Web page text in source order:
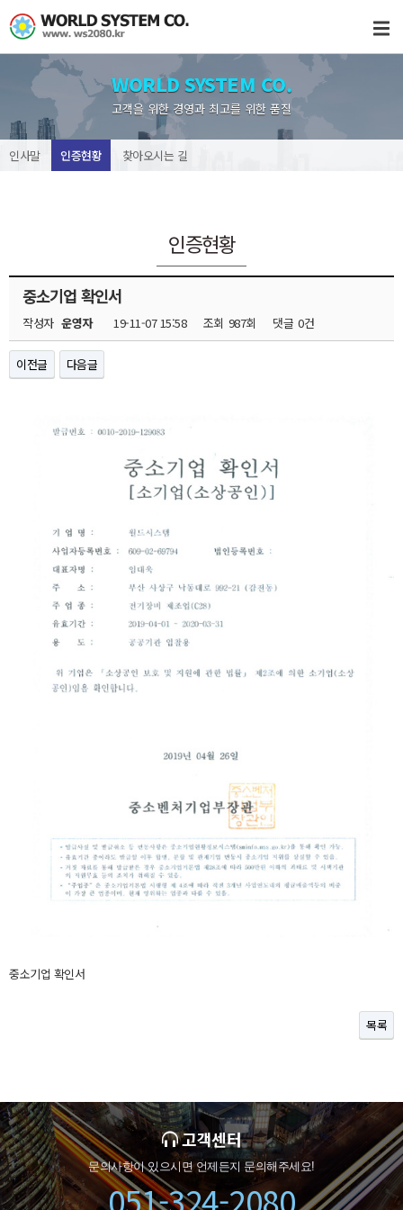
WORLD SYSTEM CO.
고객을 위한 경영과 최고를 위한 품질
인사말 인증현황 찾아오시는 길
인증현황
중소기업 확인서
작성자 운영자 19-11-07 15:58 조회 987회 댓글 0건
이전글 다음글
중소기업 확인서
목록
고객센터
문의사항이 있으시면 언제든지 문의해주세요!
051-324-2080